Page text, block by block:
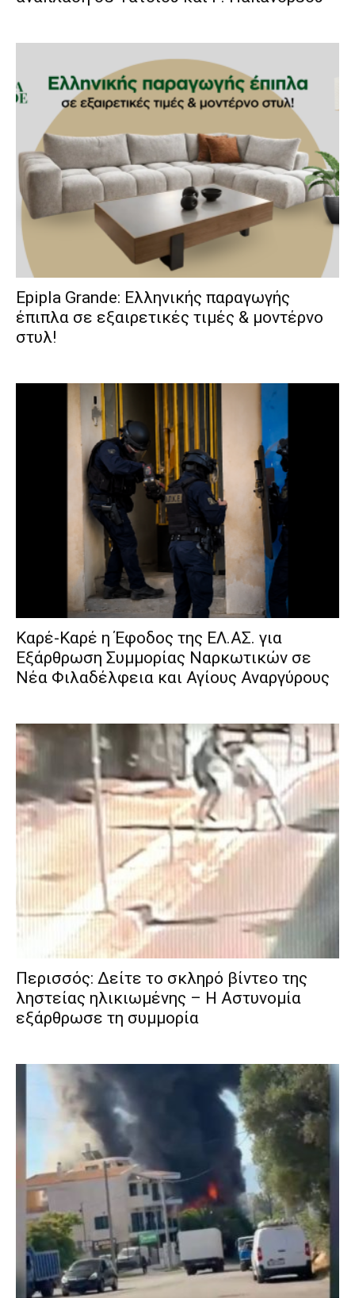
Epipla Grande: Ελληνικής παραγωγής
έπιπλα σε εξαιρετικές τιμές & μοντέρνο
στυλ!
Καρέ-Καρέ η Έφοδος της ΕΛ.ΑΣ. για
Εξάρθρωση Συμμορίας Ναρκωτικών σε
Νέα Φιλαδέλφεια και Αγίους Αναργύρους
Περισσός: Δείτε το σκληρό βίντεο της
ληστείας ηλικιωμένης – Η Αστυνομία
εξάρθρωσε τη συμμορία